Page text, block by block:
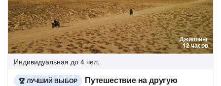
Джиппинг
12 часов
Индивидуальная до 4 чел.
ЛУЧШИЙ ВЫБОР
Путешествие на другую